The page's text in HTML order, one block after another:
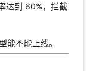
达到 60%，拦截
能不能上线。